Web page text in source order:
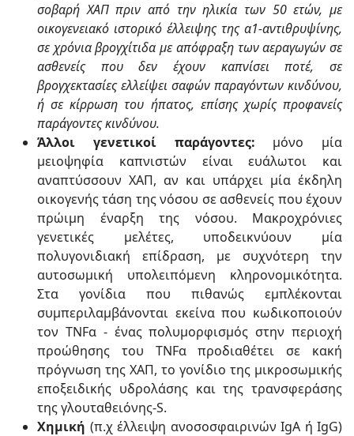
σοβαρή ΧΑΠ πριν από την ηλικία των 50 ετών, με
οικογενειακό ιστορικό έλλειψης της α1-αντιθρυψίνης,
σε χρόνια βρογχίτιδα με απόφραξη των αεραγωγών σε
ασθενείς που δεν έχουν καπνίσει ποτέ, σε
βρογχεκτασίες ελλείψει σαφών παραγόντων κινδύνου,
ή σε κίρρωση του ήπατος, επίσης χωρίς προφανείς
παράγοντες κινδύνου.
Άλλοι γενετικοί παράγοντες: μόνο μία
μειοψηφία καπνιστών είναι ευάλωτοι και
αναπτύσσουν ΧΑΠ, αν και υπάρχει μία έκδηλη
οικογενής τάση της νόσου σε ασθενείς που έχουν
πρώιμη έναρξη της νόσου. Μακροχρόνιες
γενετικές μελέτες, υποδεικνύουν μία
πολυγονιδιακή επίδραση, με συχνότερη την
αυτοσωμική υπολειπόμενη κληρονομικότητα.
Στα γονίδια που πιθανώς εμπλέκονται
συμπεριλαμβάνονται εκείνα που κωδικοποιούν
τον TNFα - ένας πολυμορφισμός στην περιοχή
προώθησης του TNFα προδιαθέτει σε κακή
πρόγνωση της ΧΑΠ, το γονίδιο της μικροσωμικής
εποξειδικής υδρολάσης και της τρανσφεράσης
της γλουταθειόνης-S.
Χημική (π.χ έλλειψη ανοσοσφαιρινών IgA ή IgG)